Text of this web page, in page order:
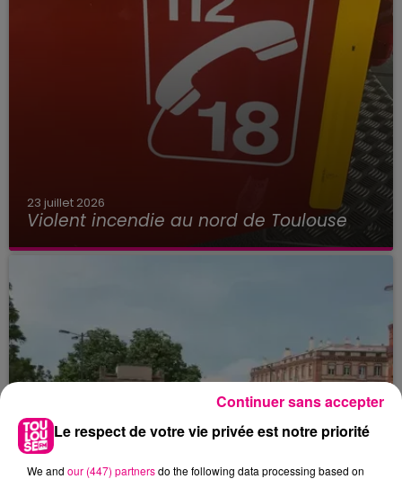
23 juillet 2026
Violent incendie au nord de Toulouse
Le respect de votre vie privée est notre priorité
We and our (447) partnersdo the following data processing based on
Continuer sans accepter